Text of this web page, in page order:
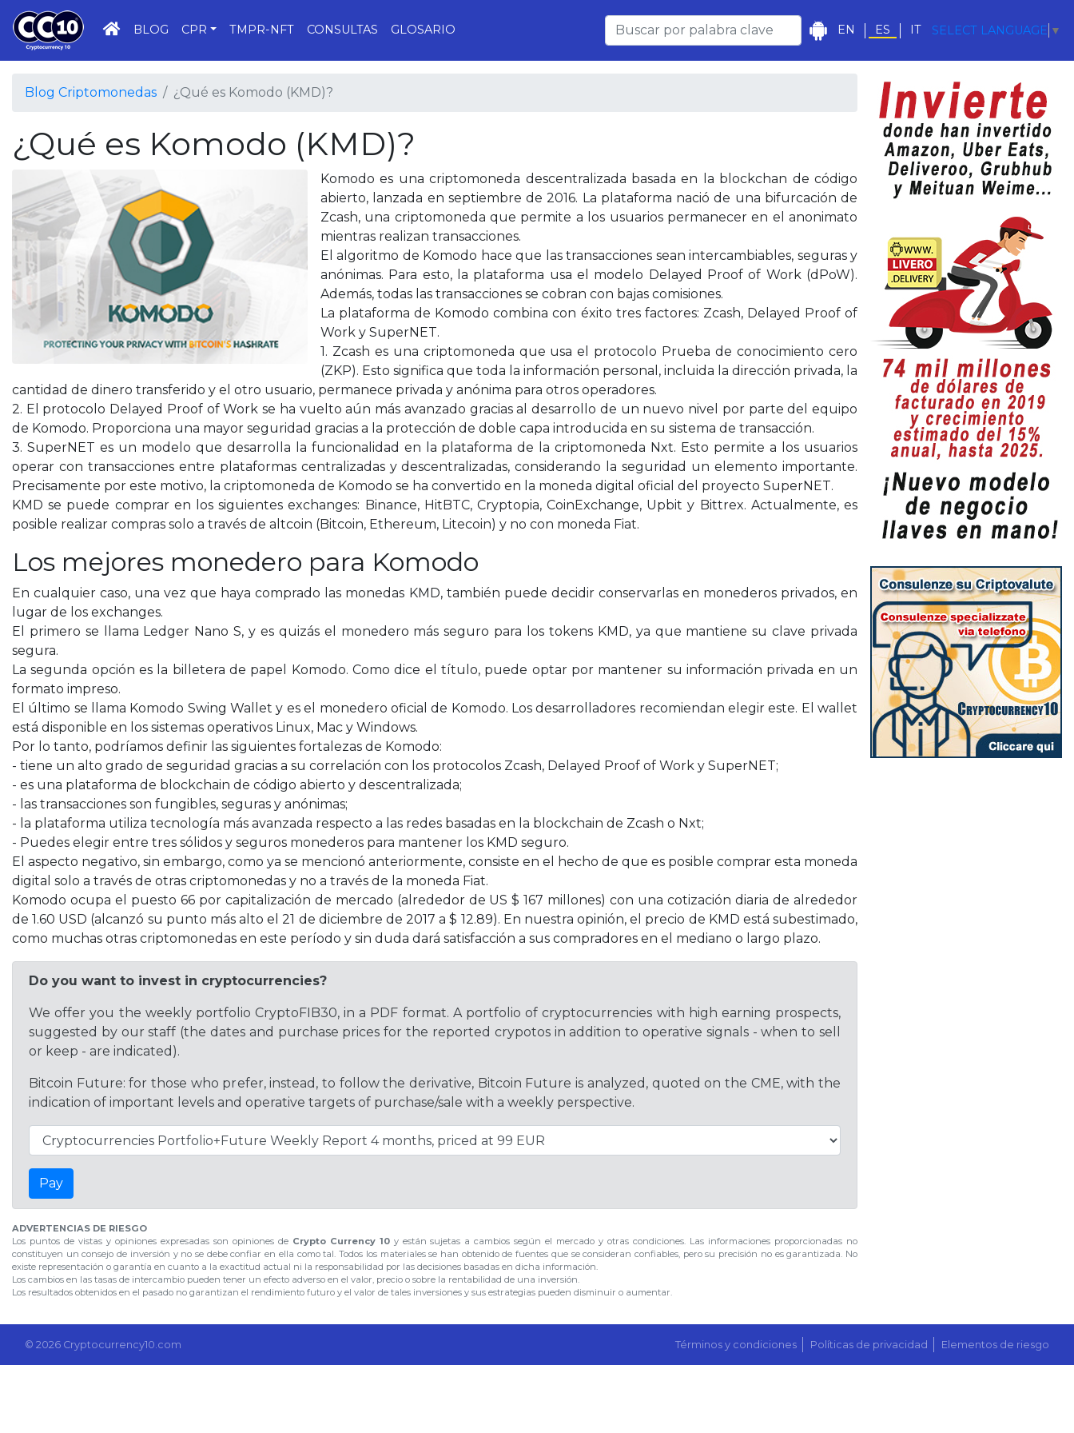
INICIO
BLOG CPR TMPR-NFT CONSULTAS GLOSARIO EN ES IT SELECT LANGUAGE ▼
Blog Criptomonedas ¿Qué es Komodo (KMD)?
¿Qué es Komodo (KMD)?
Komodo es una criptomoneda descentralizada basada en la blockchan de código
abierto, lanzada en septiembre de 2016. La plataforma nació de una bifurcación de
Zcash, una criptomoneda que permite a los usuarios permanecer en el anonimato
mientras realizan transacciones.
El algoritmo de Komodo hace que las transacciones sean intercambiables, seguras y
anónimas. Para esto, la plataforma usa el modelo Delayed Proof of Work (dPoW).
Además, todas las transacciones se cobran con bajas comisiones.
La plataforma de Komodo combina con éxito tres factores: Zcash, Delayed Proof of
Work y SuperNET.
1. Zcash es una criptomoneda que usa el protocolo Prueba de conocimiento cero
(ZKP). Esto significa que toda la información personal, incluida la dirección privada, la
cantidad de dinero transferido y el otro usuario, permanece privada y anónima para otros operadores.
2. El protocolo Delayed Proof of Work se ha vuelto aún más avanzado gracias al desarrollo de un nuevo nivel por parte del equipo
de Komodo. Proporciona una mayor seguridad gracias a la protección de doble capa introducida en su sistema de transacción.
3. SuperNET es un modelo que desarrolla la funcionalidad en la plataforma de la criptomoneda Nxt. Esto permite a los usuarios
operar con transacciones entre plataformas centralizadas y descentralizadas, considerando la seguridad un elemento importante.
Precisamente por este motivo, la criptomoneda de Komodo se ha convertido en la moneda digital oficial del proyecto SuperNET.
KMD se puede comprar en los siguientes exchanges: Binance, HitBTC, Cryptopia, CoinExchange, Upbit y Bittrex. Actualmente, es
posible realizar compras solo a través de altcoin (Bitcoin, Ethereum, Litecoin) y no con moneda Fiat.
Los mejores monedero para Komodo
En cualquier caso, una vez que haya comprado las monedas KMD, también puede decidir conservarlas en monederos privados, en
lugar de los exchanges.
El primero se llama Ledger Nano S, y es quizás el monedero más seguro para los tokens KMD, ya que mantiene su clave privada
segura.
La segunda opción es la billetera de papel Komodo. Como dice el título, puede optar por mantener su información privada en un
formato impreso.
El último se llama Komodo Swing Wallet y es el monedero oficial de Komodo. Los desarrolladores recomiendan elegir este. El wallet
está disponible en los sistemas operativos Linux, Mac y Windows.
Por lo tanto, podríamos definir las siguientes fortalezas de Komodo:
- tiene un alto grado de seguridad gracias a su correlación con los protocolos Zcash, Delayed Proof of Work y SuperNET;
- es una plataforma de blockchain de código abierto y descentralizada;
- las transacciones son fungibles, seguras y anónimas;
- la plataforma utiliza tecnología más avanzada respecto a las redes basadas en la blockchain de Zcash o Nxt;
- Puedes elegir entre tres sólidos y seguros monederos para mantener los KMD seguro.
El aspecto negativo, sin embargo, como ya se mencionó anteriormente, consiste en el hecho de que es posible comprar esta moneda
digital solo a través de otras criptomonedas y no a través de la moneda Fiat.
Komodo ocupa el puesto 66 por capitalización de mercado (alrededor de US $ 167 millones) con una cotización diaria de alrededor
de 1.60 USD (alcanzó su punto más alto el 21 de diciembre de 2017 a $ 12.89). En nuestra opinión, el precio de KMD está subestimado,
como muchas otras criptomonedas en este período y sin duda dará satisfacción a sus compradores en el mediano o largo plazo.
Do you want to invest in cryptocurrencies?
We offer you the weekly portfolio CryptoFIB30, in a PDF format. A portfolio of cryptocurrencies with high earning prospects,
suggested by our staff (the dates and purchase prices for the reported crypotos in addition to operative signals - when to sell
or keep - are indicated).
Bitcoin Future: for those who prefer, instead, to follow the derivative, Bitcoin Future is analyzed, quoted on the CME, with the
indication of important levels and operative targets of purchase/sale with a weekly perspective.
Pay
ADVERTENCIAS DE RIESGO
Los puntos de vistas y opiniones expresadas son opiniones de Crypto Currency 10y están sujetas a cambios según el mercado y otras condiciones. Las informaciones proporcionadas no
constituyen un consejo de inversión y no se debe confiar en ella como tal. Todos los materiales se han obtenido de fuentes que se consideran confiables, pero su precisión no es garantizada. No
existe representación o garantía en cuanto a la exactitud actual ni la responsabilidad por las decisiones basadas en dicha información.
Los cambios en las tasas de intercambio pueden tener un efecto adverso en el valor, precio o sobre la rentabilidad de una inversión.
Los resultados obtenidos en el pasado no garantizan el rendimiento futuro y el valor de tales inversiones y sus estrategias pueden disminuir o aumentar.
© 2026 Cryptocurrency10.com Términos y condiciones Políticas de privacidad Elementos de riesgo